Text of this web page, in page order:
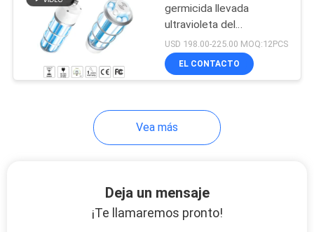
Sistemas de curado
ULTRAVIOLETA para
imprimir
ULTRAVIOLETA del
germicida llevada
ultravioleta del
esterilizador de la
lámpara E27 220V del
vidrio de cuarzo
USD 198.00-225.00 MOQ:12PCS
EL CONTACTO
Vea más
Deja un mensaje
¡Te llamaremos pronto!